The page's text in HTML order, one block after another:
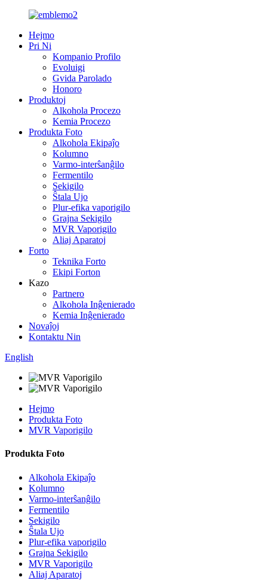
Hejmo
Pri Ni
Kompanio Profilo
Evoluigi
Gvida Parolado
Honoro
Produktoj
Alkohola Procezo
Kemia Procezo
Produkta Foto
Alkohola Ekipaĵo
Kolumno
Varmo-interŝanĝilo
Fermentilo
Sekigilo
Ŝtala Ujo
Plur-efika vaporigilo
Grajna Sekigilo
MVR Vaporigilo
Aliaj Aparatoj
Forto
Teknika Forto
Ekipi Forton
Kazo
Partnero
Alkohola Inĝenierado
Kemia Inĝenierado
Novaĵoj
Kontaktu Nin
English
Hejmo
Produkta Foto
MVR Vaporigilo
Produkta Foto
Alkohola Ekipaĵo
Kolumno
Varmo-interŝanĝilo
Fermentilo
Sekigilo
Ŝtala Ujo
Plur-efika vaporigilo
Grajna Sekigilo
MVR Vaporigilo
Aliaj Aparatoj